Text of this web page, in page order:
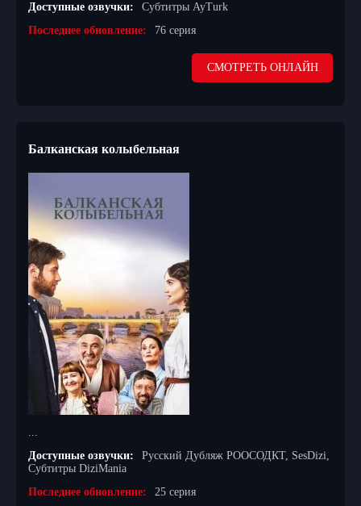
Доступные озвучки:
Субтитры AyTurk
Последнее обновление:
76 серия
СМОТРЕТЬ ОНЛАЙН
Балканская колыбельная
...
Доступные озвучки:
Русский Дубляж РООСОДКТ, SesDizi,
Субтитры DiziMania
Последнее обновление:
25 серия